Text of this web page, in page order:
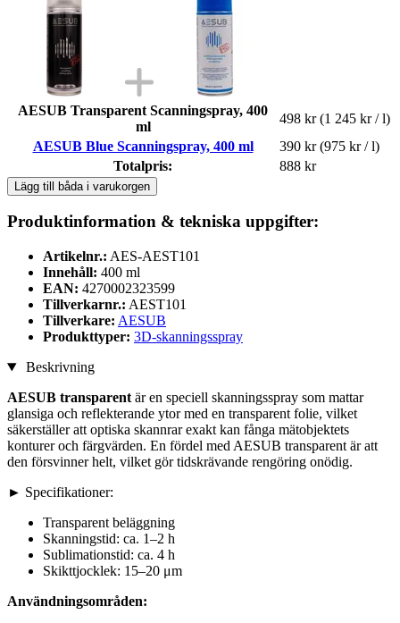
AESUB Transparent Scanningspray, 400
ml
498 kr (1 245 kr / l)
AESUB Blue Scanningspray, 400 ml
390 kr (975 kr / l)
Totalpris:
888 kr
Lägg till båda i varukorgen
Produktinformation & tekniska uppgifter:
Artikelnr.: AES-AEST101
Innehåll: 400 ml
EAN: 4270002323599
Tillverkarnr.: AEST101
Tillverkare: AESUB
Produkttyper: 3D-skanningsspray
Beskrivning
AESUB transparent är en speciell skanningsspray som mattar
glansiga och reflekterande ytor med en transparent folie, vilket
säkerställer att optiska skannrar exakt kan fånga mätobjektets
konturer och färgvärden. En fördel med AESUB transparent är att
den försvinner helt, vilket gör tidskrävande rengöring onödig.
► Specifikationer:
Transparent beläggning
Skanningstid: ca. 1–2 h
Sublimationstid: ca. 4 h
Skikttjocklek: 15–20 μm
Användningsområden: